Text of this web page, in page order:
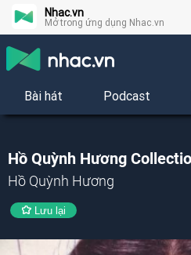
Nhac.vn
Mở trong ứng dụng Nhac.vn
Bài hát Podcast
Hồ Quỳnh Hương
Hồ Quỳnh Hương
Lưu lại